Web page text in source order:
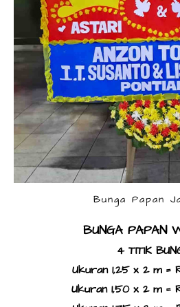
Bunga Papan
BUNGA PAPAN
4 TITIK
Ukuran 1,25 x 2 m =
Ukuran 1,50 x 2 m =